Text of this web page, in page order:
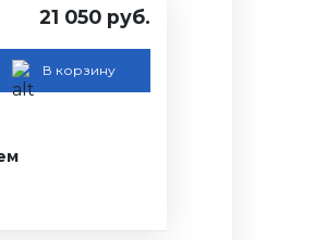
21 050 руб.
В корзину